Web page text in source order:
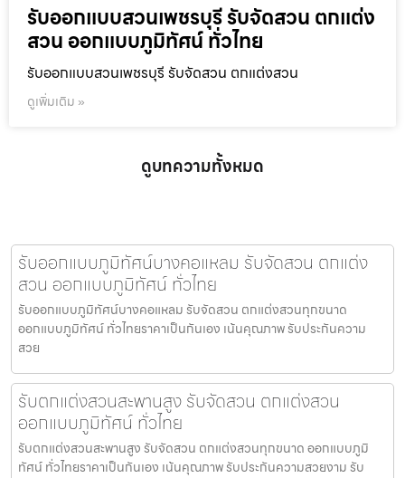
รับออกแบบสวนเพชรบุรี รับจัดสวน ตกแต่ง
สวน ออกแบบภูมิทัศน์ ทั่วไทย
รับออกแบบสวนเพชรบุรี รับจัดสวน ตกแต่งสวน
ดูเพิ่มเติม »
ดูบทความทั้งหมด
รับออกแบบภูมิทัศน์บางคอแหลม รับจัดสวน ตกแต่ง
สวน ออกแบบภูมิทัศน์ ทั่วไทย
รับออกแบบภูมิทัศน์บางคอแหลม รับจัดสวน ตกแต่งสวนทุกขนาด
ออกแบบภูมิทัศน์ ทั่วไทยราคาเป็นกันเอง เน้นคุณภาพ รับประกันความ
สวย
รับตกแต่งสวนสะพานสูง รับจัดสวน ตกแต่งสวน
ออกแบบภูมิทัศน์ ทั่วไทย
รับตกแต่งสวนสะพานสูง รับจัดสวน ตกแต่งสวนทุกขนาด ออกแบบภูมิ
ทัศน์ ทั่วไทยราคาเป็นกันเอง เน้นคุณภาพ รับประกันความสวยงาม รับ